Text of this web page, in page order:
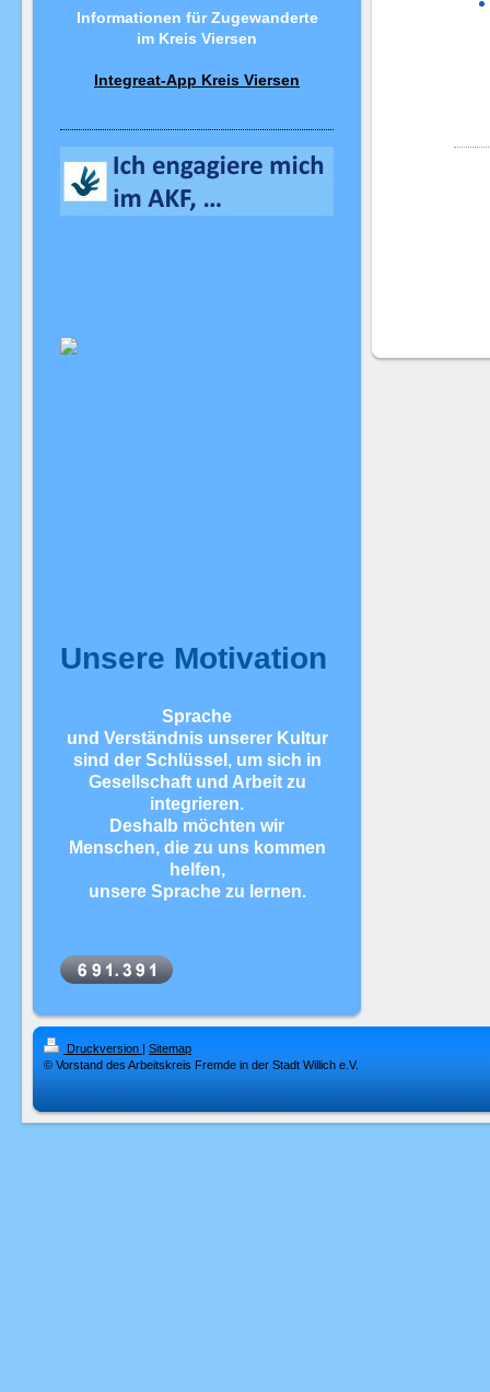
Informationen für Zugewanderte
im Kreis Viersen
Integreat-App Kreis Viersen
Unsere Motivation
Sprache
und Verständnis unserer Kultur
sind der Schlüssel, um sich in
Gesellschaft und Arbeit zu
integrieren.
Deshalb möchten wir
Menschen, die zu uns kommen
helfen,
unsere Sprache zu lernen.
Druckversion | Sitemap
© Vorstand des Arbeitskreis Fremde in der Stadt Willich e.V.